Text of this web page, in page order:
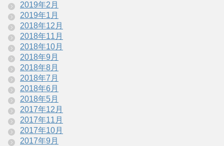
2019年2月
2019年1月
2018年12月
2018年11月
2018年10月
2018年9月
2018年8月
2018年7月
2018年6月
2018年5月
2017年12月
2017年11月
2017年10月
2017年9月